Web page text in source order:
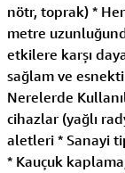
nötr, toprak) *
metre
etkilere karşı
sağlam ve
Nerelerde
cihazlar (yağlı
aletleri * Sanayi
* Kauçuk